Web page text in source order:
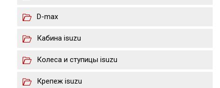
D-max
Кабина isuzu
Колеса и ступицы isuzu
Крепеж isuzu